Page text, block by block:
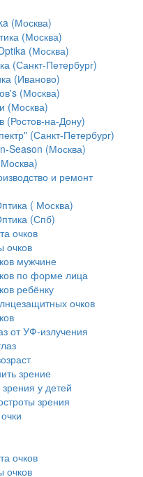
(Москва)
(Москва)
(Москва)
(Санкт-Петербург)
(Иваново)
(Москва)
(Москва)
(Ростов-на-Дону)
(Санкт-Петербург)
Season (Москва)
и ремонт
( Москва)
(Спб)
очков
очков
мужчине
по форме лица
ребёнку
очков
от УФ-излучения
зрение
у детей
зрения
очков
очков